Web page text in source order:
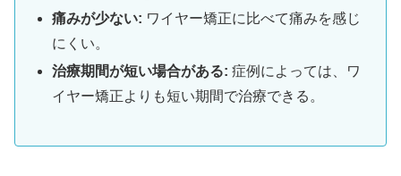
痛みが少ない: ワイヤー矯正に比べて痛みを感じ
にくい。
治療期間が短い場合がある: 症例によっては、ワ
イヤー矯正よりも短い期間で治療できる。